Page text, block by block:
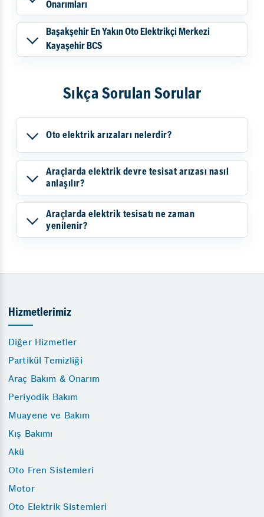
Onarımları
Başakşehir En Yakın Oto Elektrikçi Merkezi
Kayaşehir BCS
Sıkça Sorulan Sorular
Oto elektrik arızaları nelerdir?
Araçlarda elektrik devre tesisat arızası nasıl
anlaşılır?
Araçlarda elektrik tesisatı ne zaman
yenilenir?
Hizmetlerimiz
Diğer Hizmetler
Partikül Temizliği
Araç Bakım & Onarım
Periyodik Bakım
Muayene ve Bakım
Kış Bakımı
Akü
Oto Fren Sistemleri
Motor
Oto Elektrik Sistemleri